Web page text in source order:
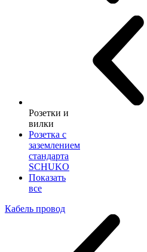
Розетки и
вилки
Розетка с
заземлением
стандарта
SCHUKO
Показать
все
Кабель провод